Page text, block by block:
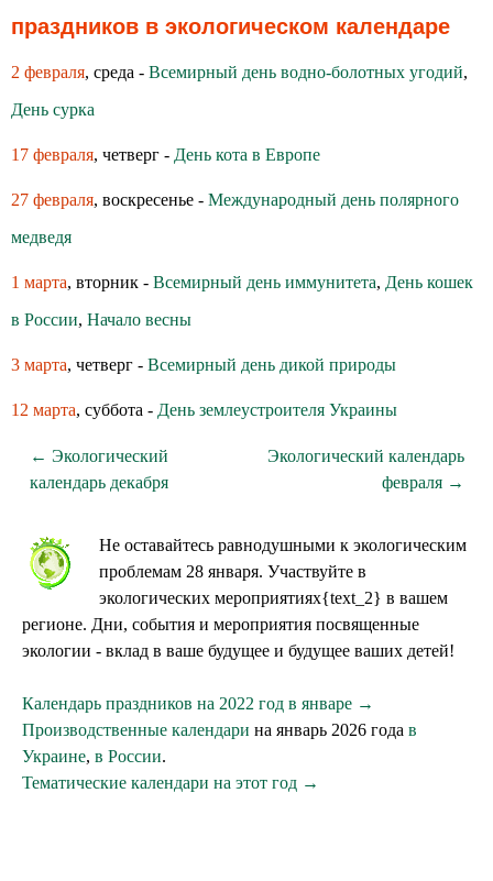
праздников в экологическом календаре
2 февраля, среда - Всемирный день водно-болотных угодий,
День сурка
17 февраля, четверг - День кота в Европе
27 февраля, воскресенье - Международный день полярного
медведя
1 марта, вторник - Всемирный день иммунитета, День кошек
в России, Начало весны
3 марта, четверг - Всемирный день дикой природы
12 марта, суббота - День землеустроителя Украины
← Экологический
календарь декабря
Экологический календарь
февраля →
Не оставайтесь равнодушными к экологическим
проблемам 28 января. Участвуйте в
экологических мероприятиях{text_2} в вашем
регионе. Дни, события и мероприятия посвященные
экологии - вклад в ваше будущее и будущее ваших детей!
Календарь праздников на 2022 год в январе →
Производственные календари на январь 2026 года в
Украине, в России.
Тематические календари на этот год →